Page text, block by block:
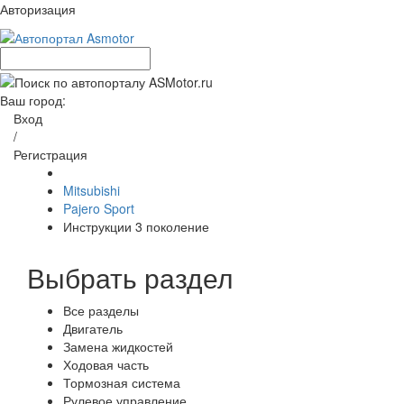
Авторизация
Ваш город:
Вход
/
Регистрация
Mitsubishi
Pajero Sport
Инструкции 3 поколение
Выбрать раздел
Все разделы
Двигатель
Замена жидкостей
Ходовая часть
Тормозная система
Рулевое управление